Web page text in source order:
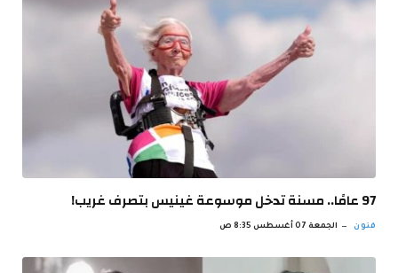
97 عامًا.. مسنة تدخل موسوعة غينيس بتصرف غريب!
فنون الجمعة 07 أغسطس 8:35 ص